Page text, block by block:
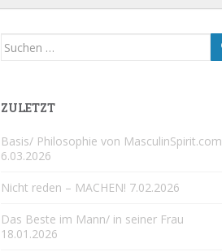
Suchen
ZULETZT
Basis/ Philosophie von MasculinSpirit.com
6.03.2026
Nicht reden – MACHEN! 7.02.2026
Das Beste im Mann/ in seiner Frau
18.01.2026